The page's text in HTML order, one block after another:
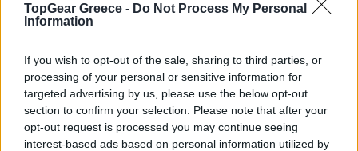
TopGear Greece - Do Not Process My Personal
Information
If you wish to opt-out of the sale, sharing to third parties, or
processing of your personal or sensitive information for
targeted advertising by us, please use the below opt-out
section to confirm your selection. Please note that after your
opt-out request is processed you may continue seeing
interest-based ads based on personal information utilized by